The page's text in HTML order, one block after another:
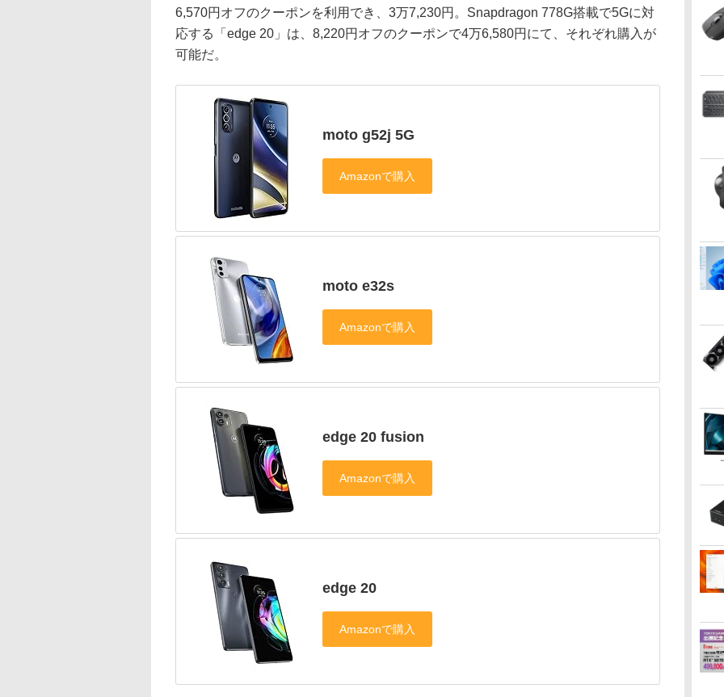
6,570円オフのクーポンを利用でき、3万7,230円。Snapdragon 778G搭載で5Gに対
応する「edge 20」は、8,220円オフのクーポンで4万6,580円にて、それぞれ購入が
可能だ。
moto g52j 5G
moto e32s
edge 20 fusion
edge 20